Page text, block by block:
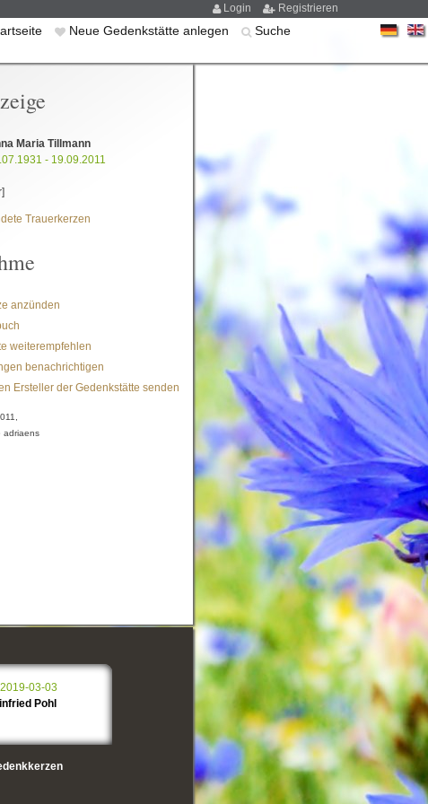
Login Registrieren
Neue Gedenkstätte anlegen Suche
Maria Tillmann
- 19.09.2011
Trauerkerzen
anzünden
weiterempfehlen
benachrichtigen
Ersteller der Gedenkstätte senden
adriaens
03-03
Pohl